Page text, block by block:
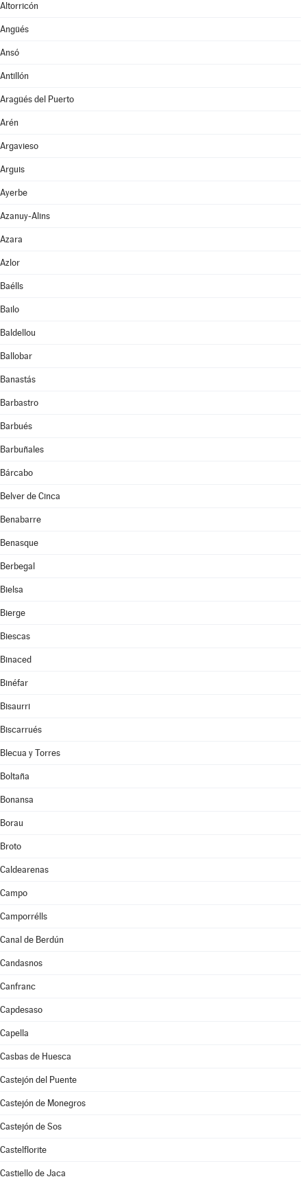
Altorricón
Angüés
Ansó
Antillón
Aragüés del Puerto
Arén
Argavieso
Arguis
Ayerbe
Azanuy-Alins
Azara
Azlor
Baélls
Bailo
Baldellou
Ballobar
Banastás
Barbastro
Barbués
Barbuñales
Bárcabo
Belver de Cinca
Benabarre
Benasque
Berbegal
Bielsa
Bierge
Biescas
Binaced
Binéfar
Bisaurri
Biscarrués
Blecua y Torres
Boltaña
Bonansa
Borau
Broto
Caldearenas
Campo
Camporrélls
Canal de Berdún
Candasnos
Canfranc
Capdesaso
Capella
Casbas de Huesca
Castejón del Puente
Castejón de Monegros
Castejón de Sos
Castelflorite
Castiello de Jaca